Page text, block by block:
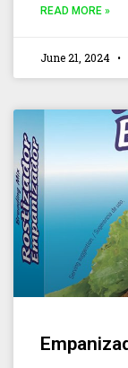
READ MORE »
June 21, 2024